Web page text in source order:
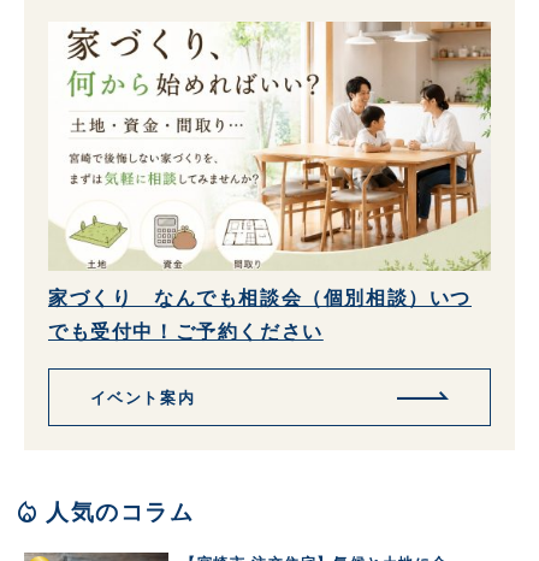
家づくり なんでも相談会（個別相談）いつ
でも受付中！ご予約ください
イベント案内
local_fire_department 人気のコラム